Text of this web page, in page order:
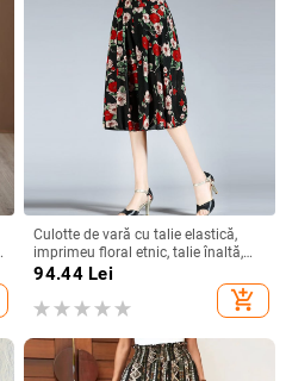
Culotte de vară cu talie elastică,
imprimeu floral etnic, talie înaltă,
lungime midi
94.44Lei
add_shopping_cart